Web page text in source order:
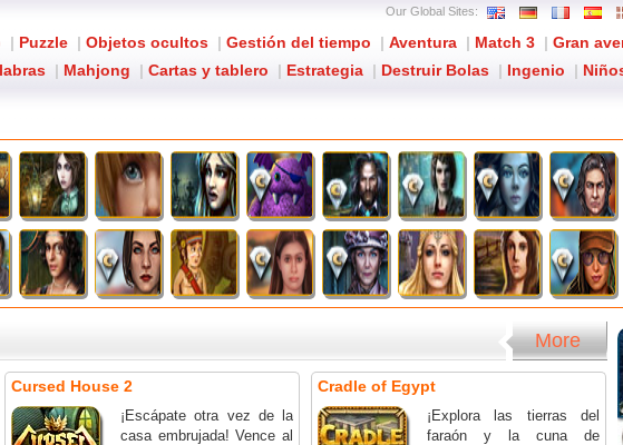
Our Global Sites:
| Puzzle | Objetos ocultos | Gestión del tiempo | Aventura | Match 3 | Gran
| Mahjong | Cartas y tablero | Estrategia | Destruir Bolas | Ingenio |
More
Cursed House 2
¡Escápate otra vez de la
casa embrujada! Vence al
Cradle of Egypt
¡Explora las tierras del
faraón y la cuna de